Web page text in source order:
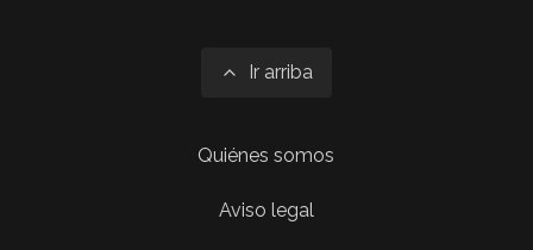
Ir arriba
Quiénes somos
Aviso legal